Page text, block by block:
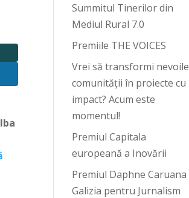
Summitul Tinerilor din
Mediul Rural 7.0
Premiile THE VOICES
Vrei să transformi nevoile
comunității în proiecte cu
impact? Acum este
momentul!
Premiul Capitala
europeană a Inovării
Premiul Daphne Caruana
Galizia pentru Jurnalism